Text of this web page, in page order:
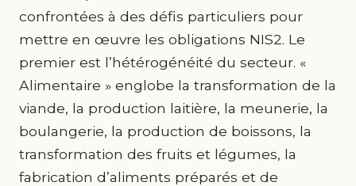
confrontées à des défis particuliers pour
mettre en œuvre les obligations NIS2. Le
premier est l’hétérogénéité du secteur. «
Alimentaire » englobe la transformation de la
viande, la production laitière, la meunerie, la
boulangerie, la production de boissons, la
transformation des fruits et légumes, la
fabrication d’aliments préparés et de